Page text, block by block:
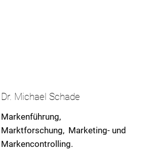
Dr. Michael Schade
Markenführung,
Marktforschung, Marketing- und
Markencontrolling.